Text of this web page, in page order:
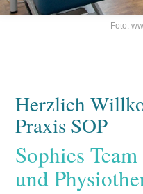
Foto:
Herzlich
Praxis SOP
Sophies
und